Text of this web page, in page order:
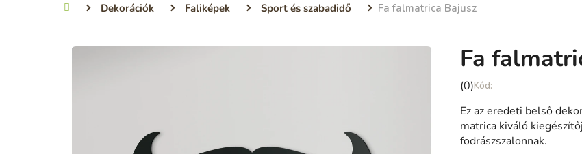
KezdőlapDekorációk Faliképek Sport és szabadidő Fa falmatrica Bajusz
Fa
A
átlagos
értékelése
5-
(0)
Ez az eredeti belső
matrica kiváló
fodrászszalonnak.